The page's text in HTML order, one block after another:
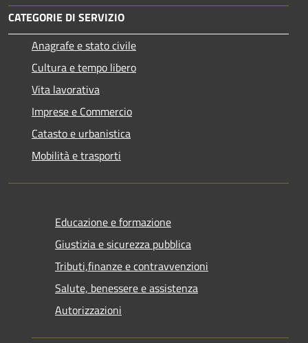
CATEGORIE DI SERVIZIO
Anagrafe e stato civile
Cultura e tempo libero
Vita lavorativa
Imprese e Commercio
Catasto e urbanistica
Mobilità e trasporti
Educazione e formazione
Giustizia e sicurezza pubblica
Tributi,finanze e contravvenzioni
Salute, benessere e assistenza
Autorizzazioni